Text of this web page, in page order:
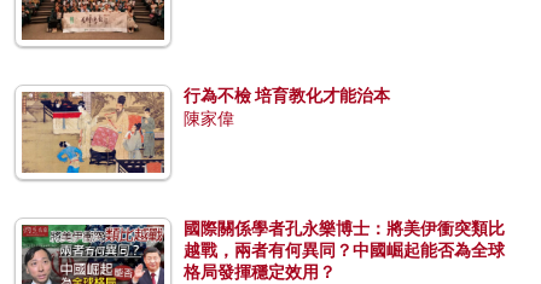
行為不檢 培育教化才能治本
陳家偉
國際關係學者孔永樂博士：將美伊衝突類比
越戰，兩者有何異同？中國崛起能否為全球
格局發揮穩定效用？